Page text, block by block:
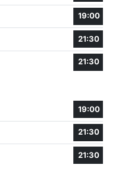
19:00
21:30
21:30
19:00
21:30
21:30